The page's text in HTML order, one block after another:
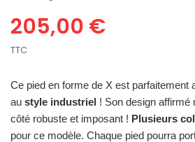
205,00 €
TTC
Ce pied en forme de X est parfaitement
au style industriel ! Son design affirmé
côté robuste et imposant ! Plusieurs
pour ce modèle. Chaque pied pourra